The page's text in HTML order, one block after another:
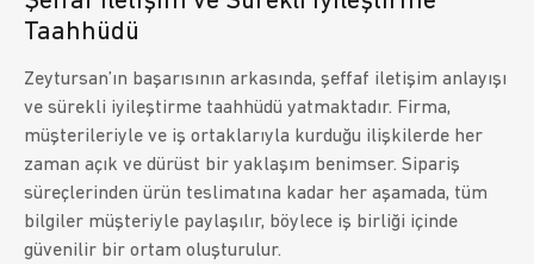
Taahhüdü
Zeytursan’ın başarısının arkasında, şeffaf iletişim anlayışı
ve sürekli iyileştirme taahhüdü yatmaktadır. Firma,
müşterileriyle ve iş ortaklarıyla kurduğu ilişkilerde her
zaman açık ve dürüst bir yaklaşım benimser. Sipariş
süreçlerinden ürün teslimatına kadar her aşamada, tüm
bilgiler müşteriyle paylaşılır, böylece iş birliği içinde
güvenilir bir ortam oluşturulur.